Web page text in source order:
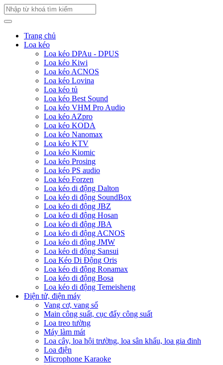
Trang chủ
Loa kéo
Loa kéo DPAu - DPUS
Loa kéo Kiwi
Loa kéo ACNOS
Loa kéo Lovina
Loa kéo tủ
Loa kéo Best Sound
Loa kéo VHM Pro Audio
Loa kéo AZpro
Loa kéo KODA
Loa kéo Nanomax
Loa kéo KTV
Loa kéo Kiomic
Loa kéo Prosing
Loa kéo PS audio
Loa kéo Forzen
Loa kéo di động Dalton
Loa kéo di động SoundBox
Loa kéo di động JBZ
Loa kéo di động Hosan
Loa kéo di động JBA
Loa kéo di động ACNOS
Loa kéo di động JMW
Loa kéo di động Sansui
Loa Kéo Di Động Oris
Loa kéo di động Ronamax
Loa kéo di động Bosa
Loa kéo di động Temeisheng
Điện tử, điện máy
Vang cơ, vang số
Main công suất, cục đẩy công suất
Loa treo tường
Máy làm mát
Loa cây, loa hội trường, loa sân khấu, loa gia đinh
Loa điện
Microphone Karaoke